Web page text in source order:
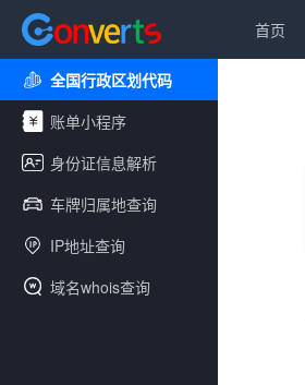
首页
全国行政区划代码
账单小程序
身份证信息解析
车牌归属地查询
IP地址查询
域名whois查询